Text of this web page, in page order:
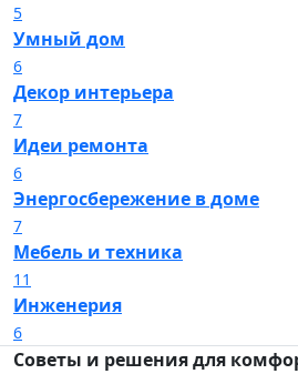
5
Умный дом
6
Декор интерьера
7
Идеи ремонта
6
Энергосбережение в доме
7
Мебель и техника
11
Инженерия
6
Советы и решения для